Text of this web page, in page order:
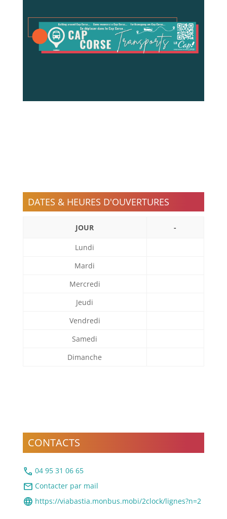
DATES & HEURES D'OUVERTURES
JOUR -
Lundi
Mardi
Mercredi
Jeudi
Vendredi
Samedi
Dimanche
CONTACTS
call 04 95 31 06 65
mail Contacter par mail
language https://viabastia.monbus.mobi/2clock/lignes?n=2